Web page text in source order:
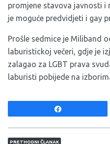
promjene stavova javnosti
je moguće predvidjeti i gay
Prošle sedmice je Miliband
laburistickoj večeri, gdje je
zalagao za LGBT prava
laburisti pobijede na
Navigacija članaka
PRETHODNI ČLANAK